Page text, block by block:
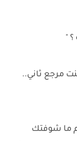
؟ "
مرجع ثاني..
ما شوفتك